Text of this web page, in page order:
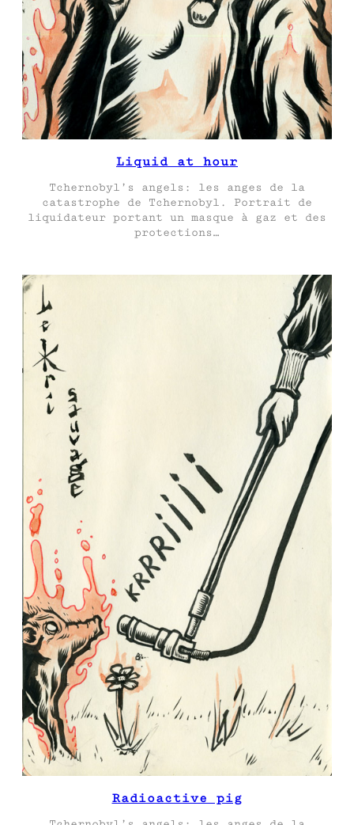
Liquid at hour
Tchernobyl’s angels: les anges de la
catastrophe de Tchernobyl. Portrait de
liquidateur portant un masque à gaz et des
protections…
Radioactive pig